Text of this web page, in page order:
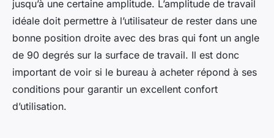
jusqu’à une certaine amplitude. L’amplitude de travail
idéale doit permettre à l’utilisateur de rester dans une
bonne position droite avec des bras qui font un angle
de 90 degrés sur la surface de travail. Il est donc
important de voir si le bureau à acheter répond à ses
conditions pour garantir un excellent confort
d’utilisation.